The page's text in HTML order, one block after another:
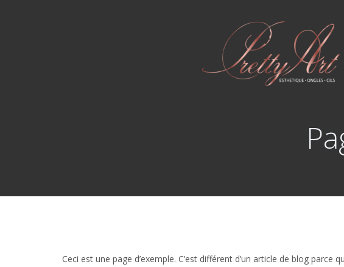
Ceci est une page d’exemple. C’est différent d’un article de blog parce